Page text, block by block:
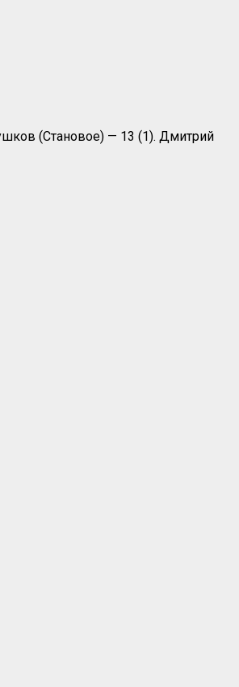
(Становое) — 13 (1). Дмитрий